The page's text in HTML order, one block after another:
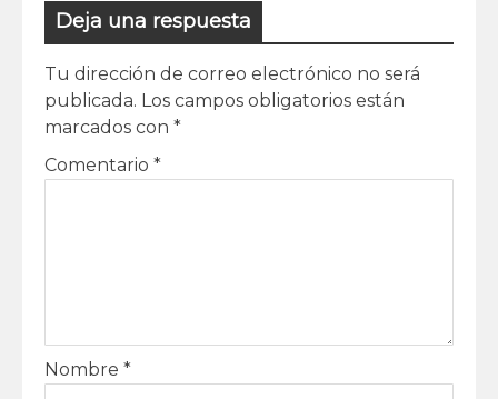
Deja una respuesta
Tu dirección de correo electrónico no será
publicada. Los campos obligatorios están
marcados con *
Comentario *
Nombre *